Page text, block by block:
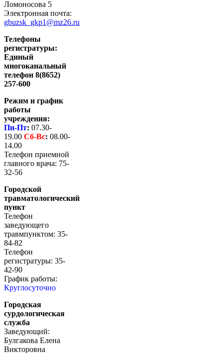
Ломоносова 5
Электронная почта:
gbuzsk_gkp1@mz26.ru
Телефоны
регистратуры:
Единый
многоканальный
телефон 8(8652)
257-600
Режим и график
работы
учреждения:
Пн-Пт: 07.30-
19.00 Сб-Вс: 08.00-
14.00
Телефон приемной
главного врача: 75-
32-56
Городской
травматологический
пункт
Телефон
заведующего
травмпунктом: 35-
84-82
Телефон
регистратуры: 35-
42-90
График работы:
Круглосуточно
Городская
сурдологическая
служба
Заведующий:
Булгакова Елена
Викторовна